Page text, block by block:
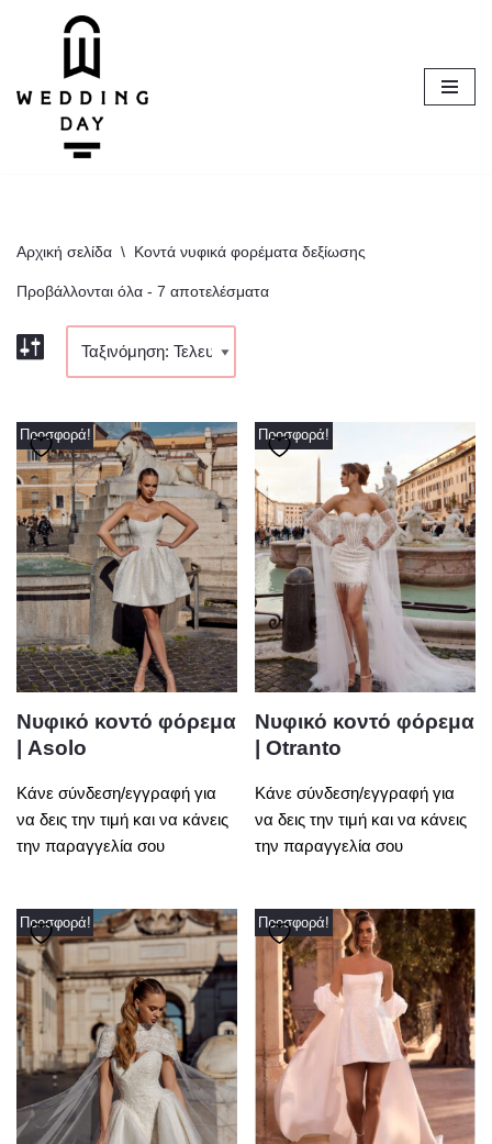
περιεχόμενο
Αρχική σελίδα \ Κοντά νυφικά φορέματα δεξίωσης
Προβάλλονται όλα - 7 αποτελέσματα
Προσφορά!
Νυφικό κοντό φόρεμα
| Asolo
Κάνε σύνδεση/εγγραφή για
να δεις την τιμή και να κάνεις
την παραγγελία σου
Προσφορά!
Νυφικό κοντό φόρεμα
| Otranto
Κάνε σύνδεση/εγγραφή για
να δεις την τιμή και να κάνεις
την παραγγελία σου
Προσφορά! Προσφορά!